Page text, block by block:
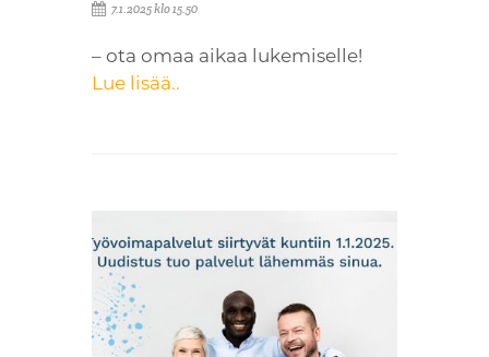
7.1.2025 klo 15.50
– ota omaa aikaa lukemiselle!
Lue lisää..